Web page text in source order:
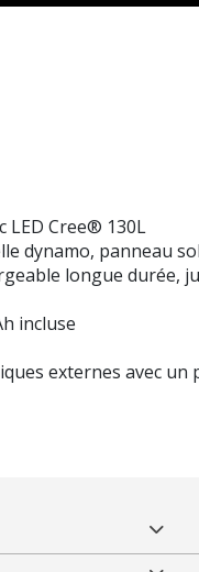
LED Cree® 130L
dynamo, panneau
longue durée,
incluse
externes avec un